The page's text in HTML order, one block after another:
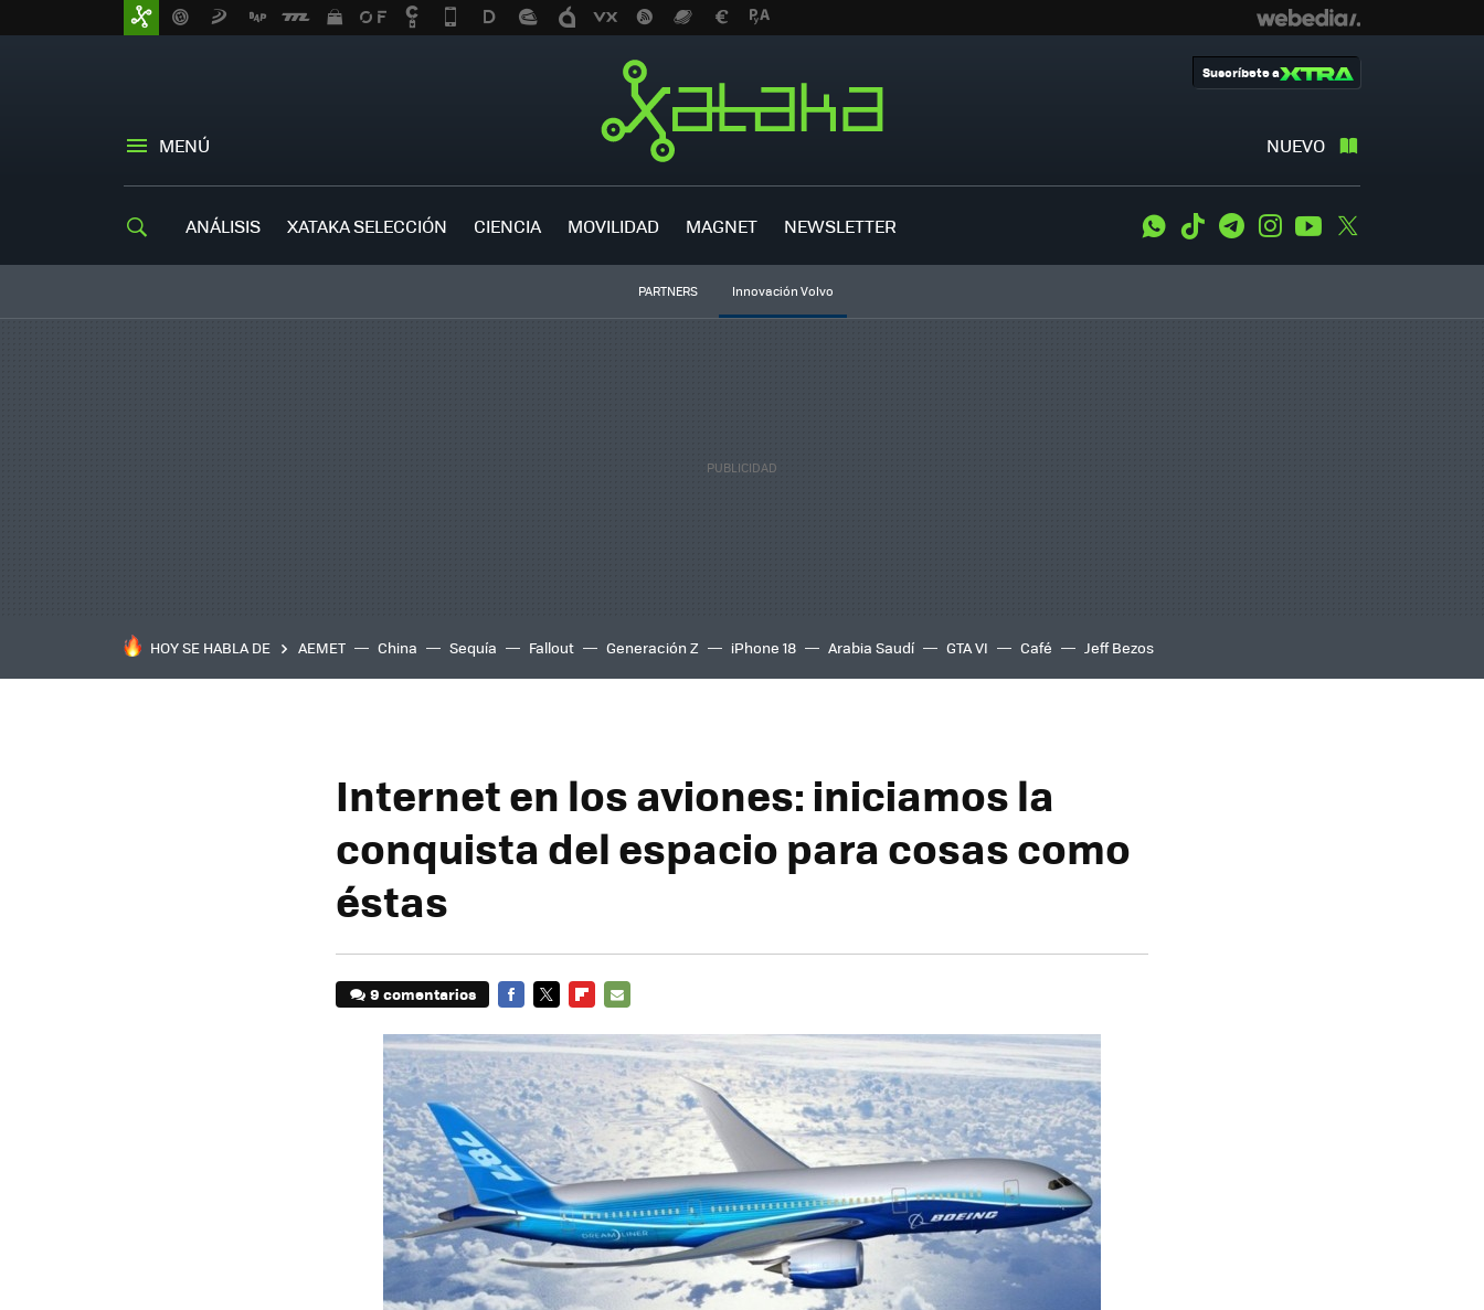
MENÚ NUEVO
Suscríbete a
ANÁLISIS XATAKA SELECCIÓN CIENCIA MOVILIDAD MAGNET NEWSLETTER WhatsApp
Tiktok TelegramInstagramYoutube
PARTNERS Innovación Volvo
HOY SE HABLA DE AEMET China Sequía Fallout Generación Z iPhone 18 Arabia Saudí GTA VI Café Jeff Bezos
Internet en los aviones: iniciamos la
conquista del espacio para cosas como
éstas
9 comentarios
MAIL